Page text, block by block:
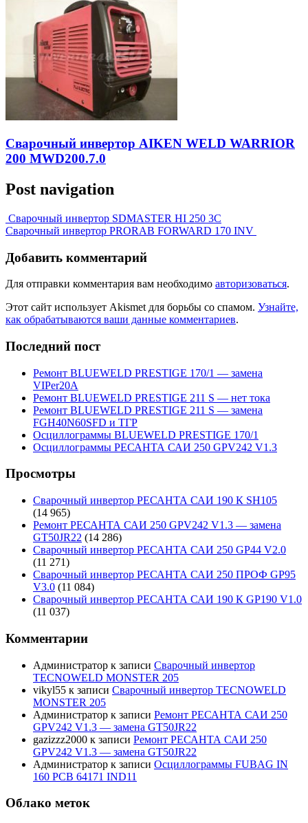
Сварочный инвертор AIKEN WELD WARRIOR
200 MWD200.7.0
Post navigation
Сварочный инвертор SDMASTER HI 250 3C
Сварочный инвертор PRORAB FORWARD 170 INV
Добавить комментарий
Для отправки комментария вам необходимо авторизоваться.
Этот сайт использует Akismet для борьбы со спамом. Узнайте,
как обрабатываются ваши данные комментариев.
Последний пост
Ремонт BLUEWELD PRESTIGE 170/1 — замена
VIPer20A
Ремонт BLUEWELD PRESTIGE 211 S — нет тока
Ремонт BLUEWELD PRESTIGE 211 S — замена
FGH40N60SFD и ТГР
Осциллограммы BLUEWELD PRESTIGE 170/1
Осциллограммы РЕСАНТА САИ 250 GPV242 V1.3
Просмотры
Сварочный инвертор РЕСАНТА САИ 190 К SH105
(14 965)
Ремонт РЕСАНТА САИ 250 GPV242 V1.3 — замена
GT50JR22 (14 286)
Сварочный инвертор РЕСАНТА САИ 250 GP44 V2.0
(11 271)
Сварочный инвертор РЕСАНТА САИ 250 ПРОФ GP95
V3.0 (11 084)
Сварочный инвертор РЕСАНТА САИ 190 К GP190 V1.0
(11 037)
Комментарии
Администратор к записи Сварочный инвертор
TECNOWELD MONSTER 205
vikyl55 к записи Сварочный инвертор TECNOWELD
MONSTER 205
Администратор к записи Ремонт РЕСАНТА САИ 250
GPV242 V1.3 — замена GT50JR22
gazizzz2000 к записи Ремонт РЕСАНТА САИ 250
GPV242 V1.3 — замена GT50JR22
Администратор к записи Осциллограммы FUBAG IN
160 PCB 64171 IND11
Облако меток